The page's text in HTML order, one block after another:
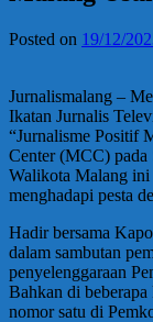
Posted on 19/12/
Jurnalismalang –
Ikatan Jurnalis
“Jurnalisme Positif
Center (MCC) pada
Walikota Malang ini
menghadapi pesta
Hadir bersama
dalam sambutan
penyelenggaraan
Bahkan di
nomor satu di